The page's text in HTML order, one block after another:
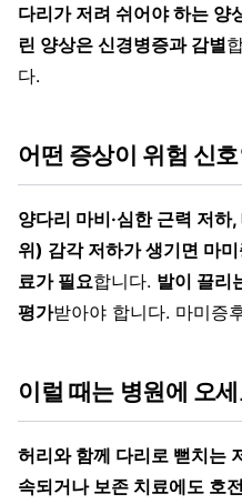
다리가 저려 쉬어야 하는 양
린 양상은 신경병증과 감별
다.
어떤 증상이 위험 신
양다리 마비·심한 근력 저
위) 감각 저하가 생기면 마
료가 필요합니다. 발이 끌리
평가받아야 합니다. 마미증
이럴 때는 병원에 오
허리와 함께 다리로 뻗치는
속되거나 보존 치료에도 호